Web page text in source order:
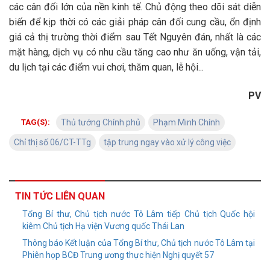
các cân đối lớn của nền kinh tế. Chủ động theo dõi sát diễn
biến để kịp thời có các giải pháp cân đối cung cầu, ổn định
giá cả thị trường thời điểm sau Tết Nguyên đán, nhất là các
mặt hàng, dịch vụ có nhu cầu tăng cao như ăn uống, vận tải,
du lịch tại các điểm vui chơi, thăm quan, lễ hội...
PV
TAG(S): Thủ tướng Chính phủ Phạm Minh Chính
Chỉ thị số 06/CT-TTg tập trung ngay vào xử lý công việc
TIN TỨC LIÊN QUAN
Tổng Bí thư, Chủ tịch nước Tô Lâm tiếp Chủ tịch Quốc hội
kiêm Chủ tịch Hạ viện Vương quốc Thái Lan
Thông báo Kết luận của Tổng Bí thư, Chủ tịch nước Tô Lâm tại
Phiên họp BCĐ Trung ương thực hiện Nghị quyết 57